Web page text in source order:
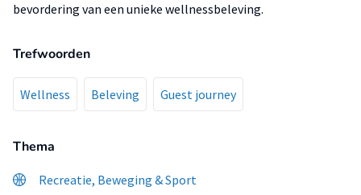
bevordering van een unieke wellnessbeleving.
Trefwoorden
Wellness Beleving Guest journey
Thema
Recreatie, Beweging & Sport